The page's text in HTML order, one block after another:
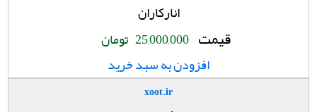
انارکاران
قیمت 25,000,000 تومان
افزودن به سبد خرید
xoot.ir